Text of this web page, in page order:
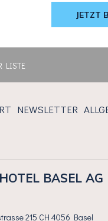
JETZT
LISTE
NEWSLETTER
BASEL AG
215 CH 4056 Basel